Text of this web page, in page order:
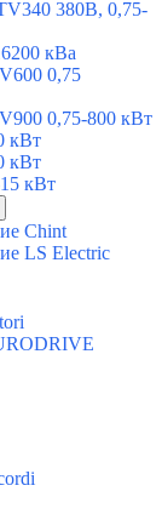
380В, 0,75-
кВа
0,75
0,75-800 кВт
кВт
кВт
кВт
Chint
LS Electric